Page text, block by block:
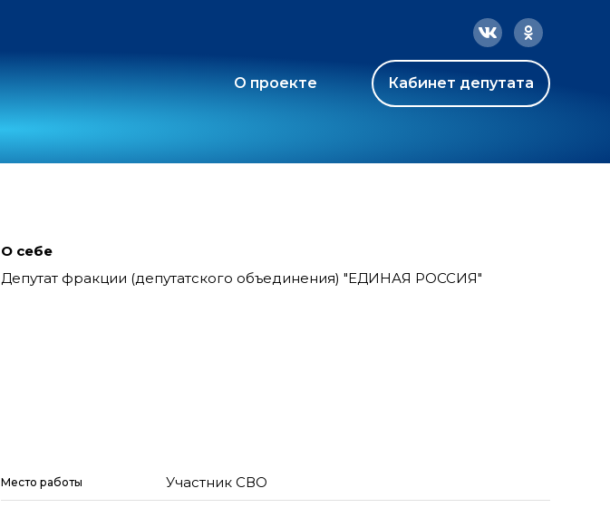
О проекте Кабинет депутата
О себе
Депутат фракции (депутатского объединения) "ЕДИНАЯ РОССИЯ"
Место работы Участник СВО